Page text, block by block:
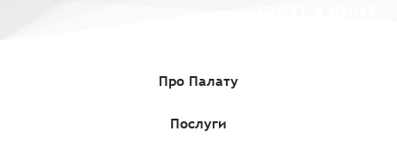
Про Палату
Послуги
Комерційні пропозиції»Румунська компанія, що